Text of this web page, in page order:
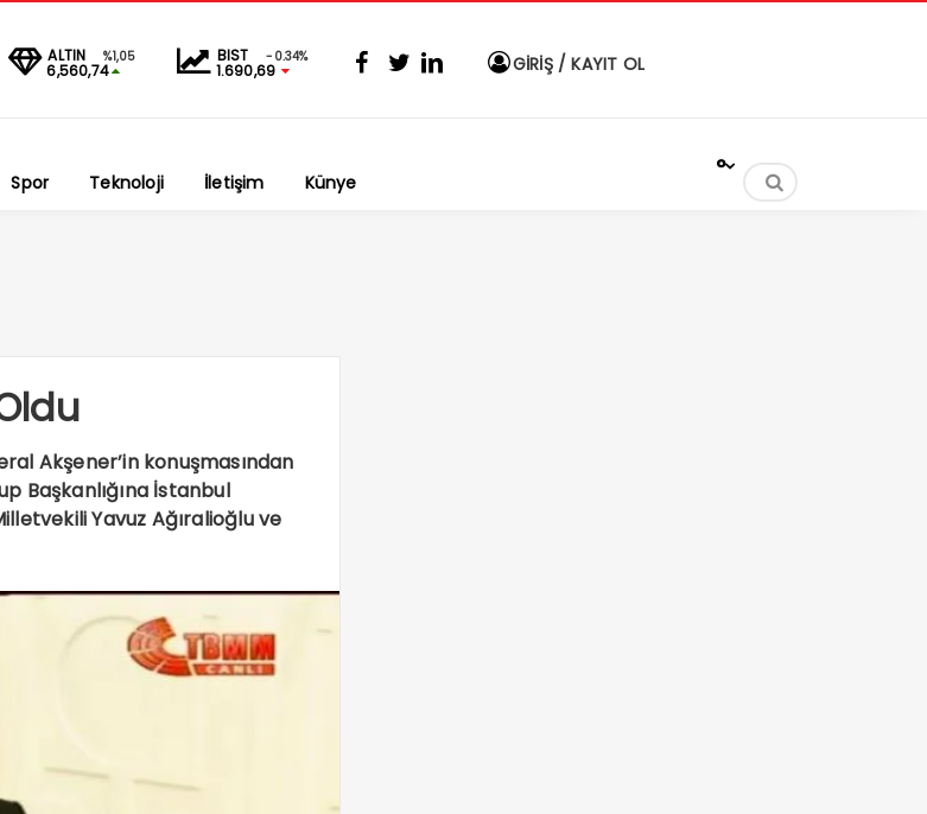
ALTIN %1,05
6,560,74
BIST -0.34%
1.690,69 GİRİŞ / KAYIT OL
Spor Teknoloji İletişim Künye
°
Akşener’in konuşmasından
Başkanlığına İstanbul
Yavuz Ağıralioğlu ve